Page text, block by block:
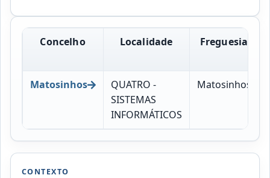
Concelho Localidade Freguesia
Matosinhos
QUATRO -
SISTEMAS
INFORMÁTICOS
Matosinhos
CONTEXTO